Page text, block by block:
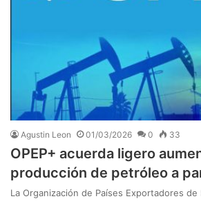
Agustin Leon 01/03/2026 0 33
OPEP+ acuerda ligero
producción de petróleo a
La Organización de Países Exportadores de